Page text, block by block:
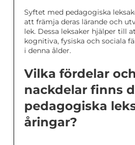
Syftet med pedagogiska
att främja deras lärande och
lek. Dessa leksaker hjälper till
kognitiva, fysiska och sociala
i denna ålder.
Vilka fördelar och
nackdelar finns
pedagogiska
åringar?